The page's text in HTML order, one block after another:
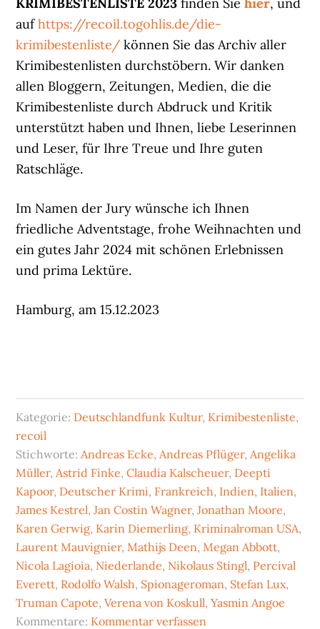
aufhttps://recoil.togohlis.de/die-
krimibestenliste/ können Sie das Archiv aller
Krimibestenlisten durchstöbern. Wir danken
allen Bloggern, Zeitungen, Medien, die die
Krimibestenliste durch Abdruck und Kritik
unterstützt haben und Ihnen, liebe Leserinnen
und Leser, für Ihre Treue und Ihre guten
Ratschläge.
Im Namen der Jury wünsche ich Ihnen
friedliche Adventstage, frohe Weihnachten und
ein gutes Jahr 2024 mit schönen Erlebnissen
und prima Lektüre.
Hamburg, am 15.12.2023
Kategorie: Deutschlandfunk Kultur, Krimibestenliste,
recoil
Stichworte: Andreas Ecke, Andreas Pflüger, Angelika
Müller, Astrid Finke,Claudia Kalscheuer, Deepti
Kapoor, Deutscher Krimi, Frankreich, Indien, Italien,
James Kestrel,Jan Costin Wagner,Jonathan Moore,
Karen Gerwig, Karin Diemerling, Kriminalroman USA,
Laurent Mauvignier, Mathijs Deen, Megan Abbott,
Nicola Lagioia, Niederlande, Nikolaus Stingl, Percival
Everett, Rodolfo Walsh, Spionageroman, Stefan Lux,
Truman Capote,Verena von Koskull,Yasmin Angoe
Kommentare: Kommentar verfassen